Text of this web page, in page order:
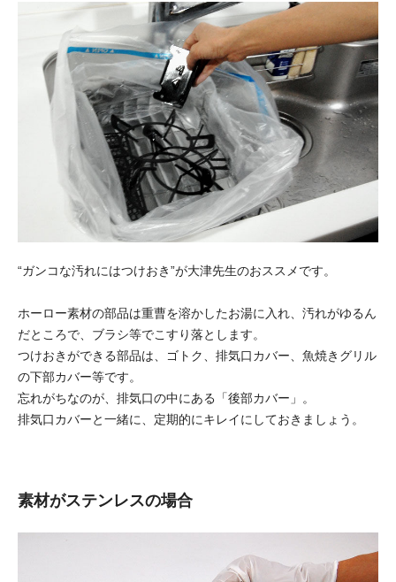
“ガンコな汚れにはつけおき”が大津先生のおススメです。
ホーロー素材の部品は重曹を溶かしたお湯に入れ、汚れがゆるん
だところで、ブラシ等でこすり落とします。
つけおきができる部品は、ゴトク、排気口カバー、魚焼きグリル
の下部カバー等です。
忘れがちなのが、排気口の中にある「後部カバー」。
排気口カバーと一緒に、定期的にキレイにしておきましょう。
素材がステンレスの場合